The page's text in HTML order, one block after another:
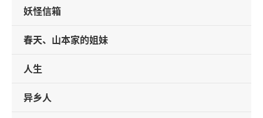
妖怪信箱
春天、山本家的姐妹
人生
异乡人